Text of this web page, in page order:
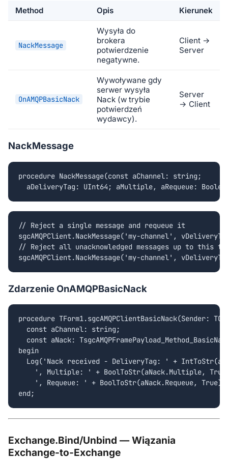
Method Opis Kierunek
NackMessage
Wysyła do
brokera
potwierdzenie
negatywne.
Client →
Server
OnAMQPBasicNack
Wywoływane gdy
serwer wysyła
Nack (w trybie
potwierdzeń
wydawcy).
Server
→ Client
NackMessage
procedure NackMessage(const aChannel: string;
aDeliveryTag: UInt64; aMultiple, aRequeue:
// Reject a single message and requeue it
sgcAMQPClient.NackMessage('my-channel',
// Reject all unacknowledged messages up to this
sgcAMQPClient.NackMessage('my-channel',
Zdarzenie OnAMQPBasicNack
procedure TForm1.sgcAMQPClientBasicNack(Sender:
  const aChannel: string;
const aNack:
begin
Log('Nack received - DeliveryTag: ' +
', Multiple: ' + BoolToStr(aNack.Multiple,
', Requeue: ' + BoolToStr(aNack.Requeue,
end;
Exchange.Bind/Unbind — Wiązania
Exchange-to-Exchange